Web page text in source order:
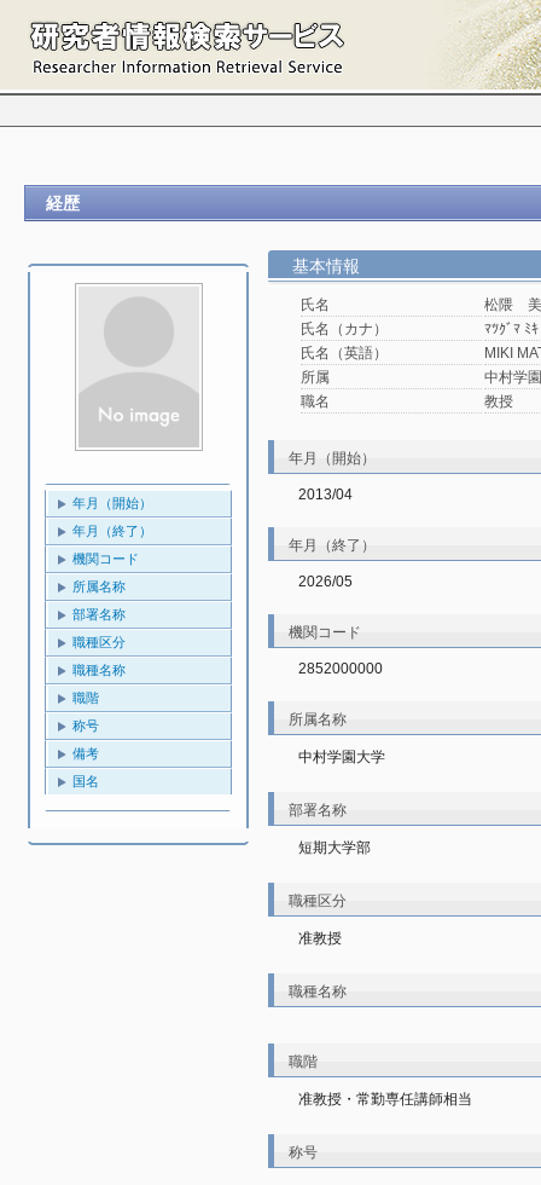
経歴
年月（開始）
年月（終了）
機関コード
所属名称
部署名称
職種区分
職種名称
職階
称号
備考
国名
基本情報
氏名
松隈
氏名（カナ）
ﾏﾂｸﾞﾏ ﾐｷ
氏名（英語）
MIKI
所属
中村学
職名
教授
年月（開始）
2013/04
年月（終了）
2026/05
機関コード
2852000000
所属名称
中村学園大学
部署名称
短期大学部
職種区分
准教授
職種名称
職階
准教授・常勤専任講師相当
称号